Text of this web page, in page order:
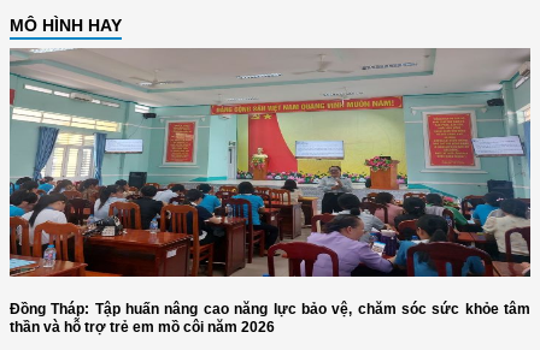
MÔ HÌNH HAY
Đồng Tháp: Tập huấn nâng cao năng lực bảo vệ, chăm sóc sức khỏe tâm
thần và hỗ trợ trẻ em mồ côi năm 2026